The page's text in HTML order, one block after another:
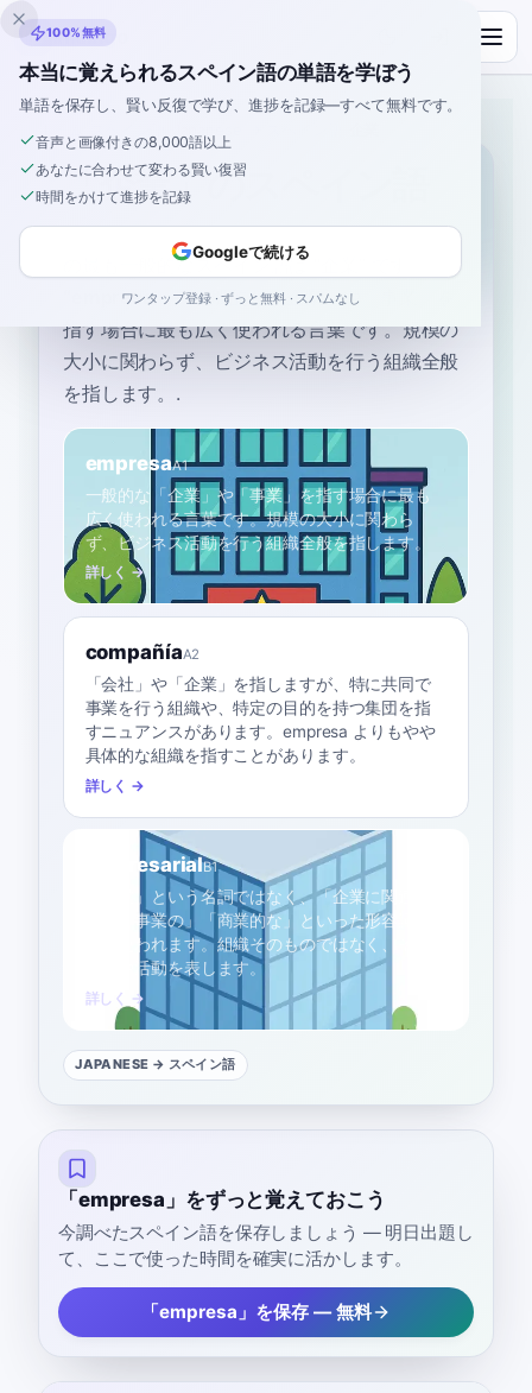
Inklingo
「企業」のスペイン語
の最も一般的なスペイン語は“
empresa” —一般的な「企業」や「事業」を
指す場合に最も広く使われる言葉です。規模の
大小に関わらず、ビジネス活動を行う組織全般
を指します。 .
empresaA1
一般的な「企業」や「事業」を指す場合に最も
広く使われる言葉です。規模の大小に関わら
ず、ビジネス活動を行う組織全般を指します。
詳しく →
compañíaA2
「会社」や「企業」を指しますが、特に共同で
事業を行う組織や、特定の目的を持つ集団を指
すニュアンスがあります。empresa よりもやや
具体的な組織を指すことがあります。
詳しく →
empresarialB1
「企業」という名詞ではなく、「企業に関連す
る」「事業の」「商業的な」といった形容詞と
して使われます。組織そのものではなく、その
性質や活動を表します。
詳しく →
JAPANESE → スペイン語
「empresa」をずっと覚えておこう
今調べたスペイン語を保存しましょう — 明日出題し
て、ここで使った時間を確実に活かします。
「empresa」を保存 — 無料
100%無料
本当に覚えられるスペイン語の単語を学ぼう
単語を保存し、賢い反復で学び、進捗を記録—すべて無料です。
音声と画像付きの8,000語以上
あなたに合わせて変わる賢い復習
時間をかけて進捗を記録
Googleで続ける
ワンタップ登録 · ずっと無料 · スパムなし